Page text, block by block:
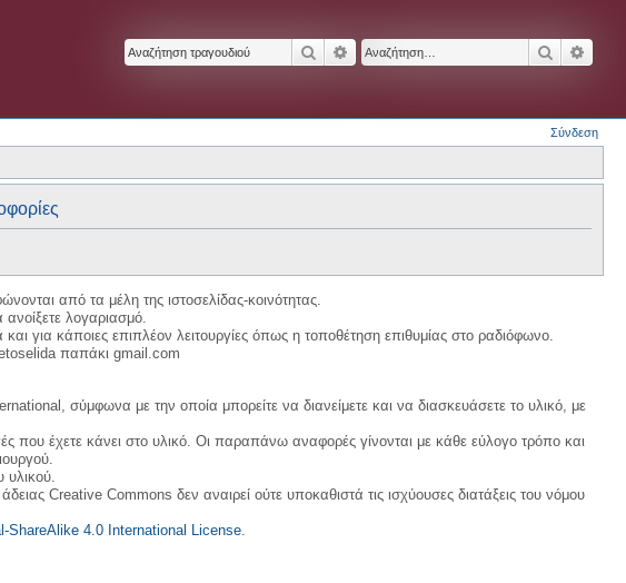
ΑναζήτησηΕιδική αναζήτηση
Σύνδεση
από τα μέλη της ιστοσελίδας-κοινότητας.
λογαριασμό.
για κάποιες επιπλέον λειτουργίες όπως η τοποθέτηση επιθυμίας στο ραδιόφωνο.
παπάκι gmail.com
σύμφωνα με την οποία μπορείτε να διανείμετε και να διασκευάσετε το υλικό, με
που έχετε κάνει στο υλικό. Οι παραπάνω αναφορές γίνονται με κάθε εύλογο τρόπο και
υλικού.
Creative Commons δεν αναιρεί ούτε υποκαθιστά τις ισχύουσες διατάξεις του νόμου
ShareAlike 4.0 International License.